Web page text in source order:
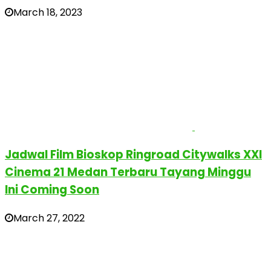
March 18, 2023
Jadwal Film Bioskop Ringroad Citywalks XXI
Cinema 21 Medan Terbaru Tayang Minggu
Ini Coming Soon
March 27, 2022